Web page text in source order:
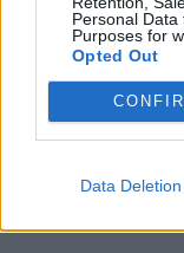
Personal
Purposes for
Opted Out
Data Deletion